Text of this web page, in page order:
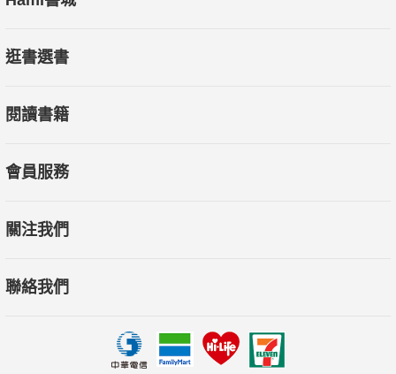
逛書選書
閱讀書籍
會員服務
關注我們
聯絡我們